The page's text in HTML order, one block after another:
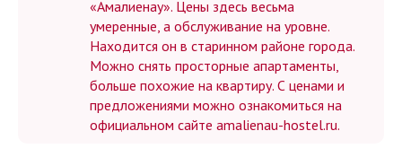
«Амалиенау». Цены здесь весьма
умеренные, а обслуживание на уровне.
Находится он в старинном районе города.
Можно снять просторные апартаменты,
больше похожие на квартиру. С ценами и
предложениями можно ознакомиться на
официальном сайте amalienau-hostel.ru.